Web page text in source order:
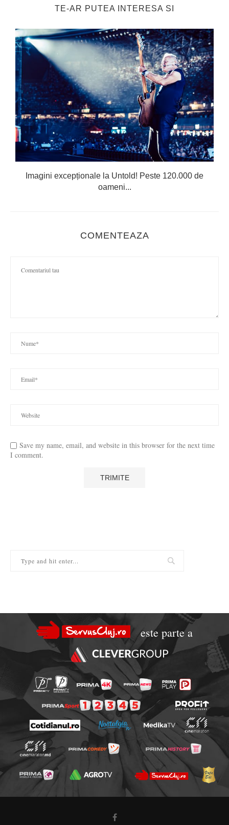
TE-AR PUTEA INTERESA SI
Imagini excepționale la Untold! Peste 120.000 de
oameni...
COMENTEAZA
Save my name, email, and website in this browser for the next time
I comment.
este parte a